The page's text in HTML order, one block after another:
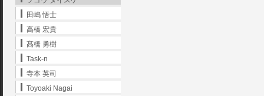
田嶋 悟士
高橋 宏貴
髙橋 勇樹
Task-n
寺本 英司
Toyoaki Nagai